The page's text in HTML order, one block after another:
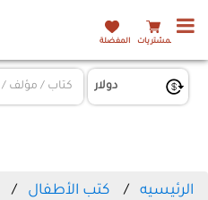
المشتريات المفضلة
الرئيسيه كتب الأطفال